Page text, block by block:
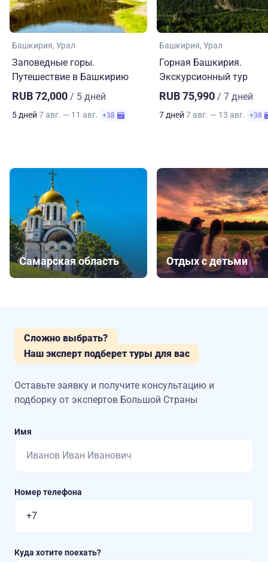
Башкирия Урал
Заповедные горы.
Путешествие в Башкирию
RUB 72,000 / 5 дней
5 дней 7 авг. — 11 авг. +38
Башкирия Урал
Горная Башкирия.
Экскурсионный тур
RUB 75,990 / 7 дней
7 дней 7 авг. — 13 авг. +38
Самарская область Отдых с детьми
Сложно выбрать?
Наш эксперт подберет туры для вас
Оставьте заявку и получите консультацию и
подборку от экспертов Большой Страны
Имя
Номер телефона
Куда хотите поехать?